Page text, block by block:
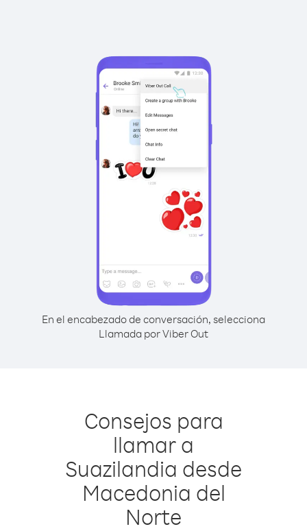
En el encabezado de conversación, selecciona
Llamada por Viber Out
Consejos para
llamar a
Suazilandia desde
Macedonia del
Norte